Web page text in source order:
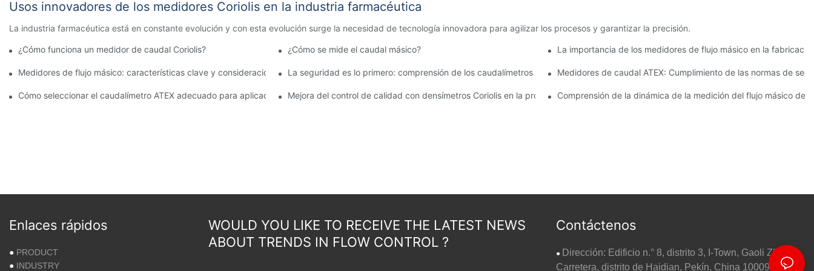
Usos innovadores de los medidores Coriolis en la industria farmacéutica
La industria farmacéutica está en constante evolución y con esta evolución surge la necesidad de tecnología innovadora para agilizar los procesos y garantizar la precisión.
¿Cómo funciona un medidor de caudal Coriolis? ¿Cómo se mide el caudal másico? La importancia de los medidores de flujo másico en la
Medidores de flujo másico: características clave y consideraciones antes de la compraLa seguridad es lo primero: comprensión de los caudalímetros ATEX para entornos peligrososMedidores de caudal ATEX: Cumplimiento de las normas de
Cómo seleccionar el caudalímetro ATEX adecuado para aplicaciones con materiales inflamablesMejora del control de calidad con densímetros Coriolis en la producciónComprensión de la dinámica de la medición del flujo másico de
Enlaces rápidos
● PRODUCT
● INDUSTRY
WOULD YOU LIKE TO RECEIVE THE LATEST NEWS
ABOUT TRENDS IN FLOW CONTROL ?
Contáctenos
● Dirección: Edificio n.° 8, distrito 3, I-Town, Gaoli Zhang
Carretera, distrito de Haidian, Pekín, China 100095